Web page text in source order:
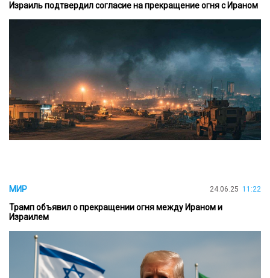
Израиль подтвердил согласие на прекращение огня с Ираном
МИР 24.06.25 11:22
Трамп объявил о прекращении огня между Ираном и
Израилем